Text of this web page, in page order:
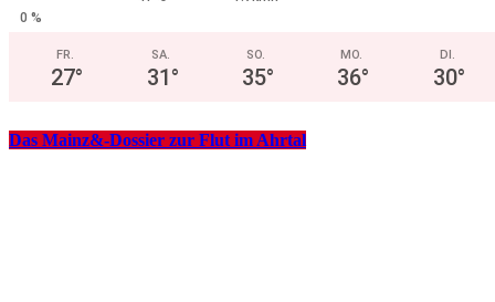
0 %
FR.
27°
SA.
31°
SO.
35°
MO.
36°
DI.
30°
Das Mainz&-Dossier zur Flut im Ahrtal